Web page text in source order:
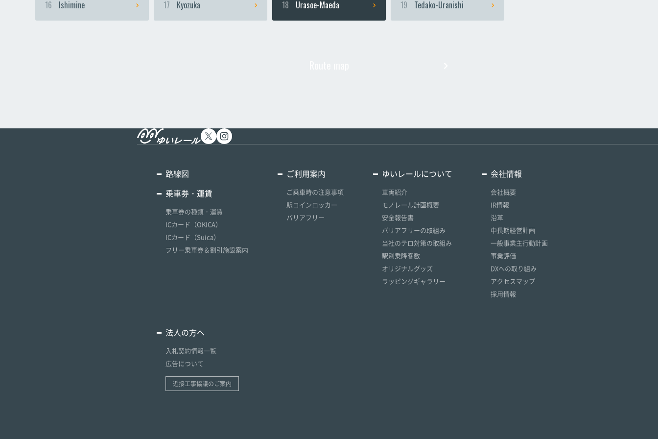
16 Ishimine 17 Kyozuka 18 Urasoe-Maeda 19 Tedako-Uranishi
路線図
乗車券・運賃
乗車券の種類・運賃
ICカード（OKICA）
ICカード（Suica）
フリー乗車券＆割引施設案内
ご利用案内
ご乗車時の注意事項
駅コインロッカー
バリアフリー
ゆいレールについて
車両紹介
モノレール計画概要
安全報告書
バリアフリーの取組み
当社のテロ対策の取組み
駅別乗降客数
オリジナルグッズ
ラッピングギャラリー
会社情報
会社概要
IR情報
沿革
中長期経営計画
一般事業主行動計画
事業評価
DXへの取り組み
アクセスマップ
採用情報
法人の方へ
入札契約情報一覧
広告について
近接工事協議のご案内